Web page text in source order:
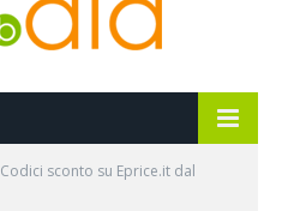
Codici sconto su Eprice.it dal